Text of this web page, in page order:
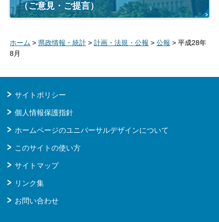
（ご意見・ご提言）
ホーム > 県政情報・統計 > 計画・法規・公報 > 公報 > 平成28年
8月
サイトポリシー
個人情報保護指針
ホームページのユニバーサルデザインについて
このサイトの使い方
サイトマップ
リンク集
お問い合わせ